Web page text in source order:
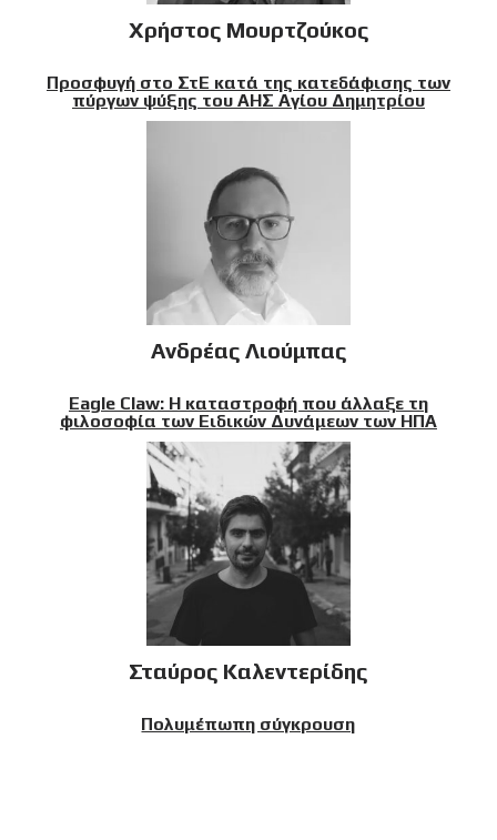
Χρήστος Μουρτζούκος
Προσφυγή στο ΣτΕ κατά της κατεδάφισης των
πύργων ψύξης του ΑΗΣ Αγίου Δημητρίου
Ανδρέας Λιούμπας
Eagle Claw: Η καταστροφή που άλλαξε τη
φιλοσοφία των Ειδικών Δυνάμεων των ΗΠΑ
Σταύρος Καλεντερίδης
Πολυμέπωπη σύγκρουση